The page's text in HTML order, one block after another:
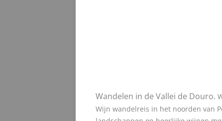
Wandelen in de Vallei de Douro.
Wijn wandelreis in het noorden van